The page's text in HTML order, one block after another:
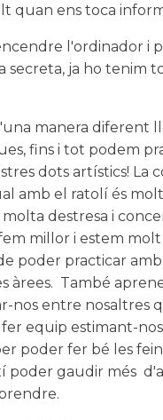
quan ens toca
l'ordinador i
secreta, ja ho tenim
manera diferent
fins i tot podem
dots artístics! La
amb el ratolí és
destresa i
millor i estem
poder practicar
àrees. També
nos entre nosaltres
fer equip estimant-
poder fer bé les
poder gaudir més